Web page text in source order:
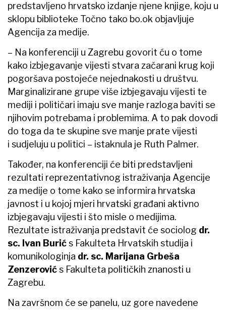
predstavljeno hrvatsko izdanje njene knjige, koju u
sklopu biblioteke Točno tako bo.ok objavljuje
Agencija za medije.
– Na konferenciji u Zagrebu govorit ću o tome
kako izbjegavanje vijesti stvara začarani krug koji
pogoršava postojeće nejednakosti u društvu.
Marginalizirane grupe više izbjegavaju vijesti te
mediji i političari imaju sve manje razloga baviti se
njihovim potrebama i problemima. A to pak dovodi
do toga da te skupine sve manje prate vijesti
i sudjeluju u politici – istaknula je Ruth Palmer.
Također, na konferenciji će biti predstavljeni
rezultati reprezentativnog istraživanja Agencije
za medije o tome kako se informira hrvatska
javnost i u kojoj mjeri hrvatski građani aktivno
izbjegavaju vijesti i što misle o medijima.
Rezultate istraživanja predstavit će sociolog dr.
sc. Ivan Burićs Fakulteta Hrvatskih studija i
komunikologinja dr. sc. Marijana Grbeša
Zenzerovićs Fakulteta političkih znanosti u
Zagrebu.
Na završnom će se panelu, uz gore navedene